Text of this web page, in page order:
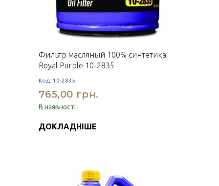
Фильтр масляный 100% синтетика
Royal Purple 10-2835
Код: 10-2835
765,00 грн.
В наявності
ДОКЛАДНІШЕ